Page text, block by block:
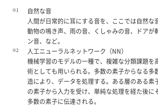
※1
自然な音
人間が日常的に耳にする音を、ここでは自然な
動物の鳴き声、雨の音、くしゃみの音、ドアが
ン音、など。
※2
人工ニューラルネットワーク（NN）
機械学習のモデルの一種で、複雑な分類課題を
術としても用いられる。多数の素子からなる多
造により、データを処理する。ある層のある素
の素子から入力を受け、単純な処理を経た後に
多数の素子に伝達される。